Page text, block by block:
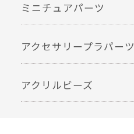
ミニチュアパーツ
アクセサリープラパーツ
アクリルビーズ